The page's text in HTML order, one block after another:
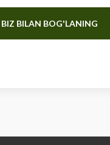
BIZ BILAN BOG'LANING